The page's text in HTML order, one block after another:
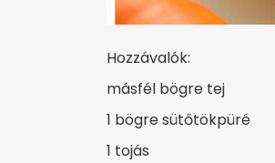
Hozzávalók:
másfél bögre tej
1 bögre sütőtökpüré
1 tojás